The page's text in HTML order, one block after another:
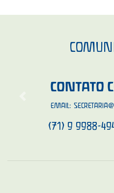
CONTATO
EMAIL:
(71) 9 9988-